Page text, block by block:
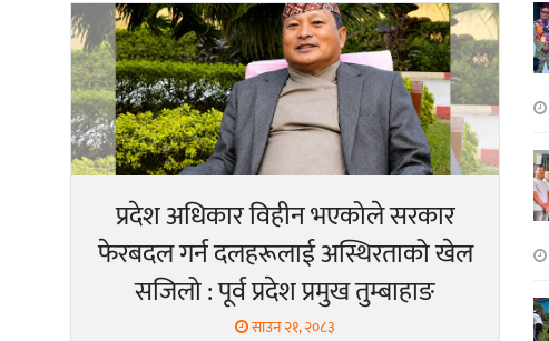
प्रदेश अधिकार विहीन भएकोले सरकार
फेरबदल गर्न दलहरूलाई अस्थिरताको खेल
सजिलो : पूर्व प्रदेश प्रमुख तुम्बाहाङ
साउन २१, २०८३